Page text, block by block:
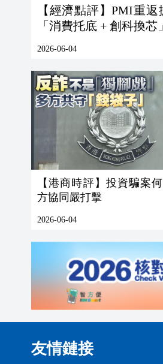
【經濟點評】PMI重
「消費托底 + 創科換
2026-06-04
【港商時評】投資騙案
方協同嚴打擊
2026-06-04
友情鏈接